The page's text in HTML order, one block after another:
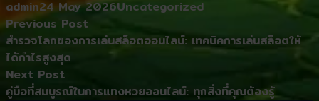
Posted by
admin24 May 2026Posted in
Uncategorized
Post
navigation
Previous PostPrevious post:
สำรวจโลกของการเล่นสล็อตออนไลน์: เทคนิคการเล่นสล็อตให้
ได้กำไรสูงสุด
Next PostNext post:
คู่มือที่สมบูรณ์ในการแทงหวยออนไลน์: ทุกสิ่งที่คุณต้องรู้